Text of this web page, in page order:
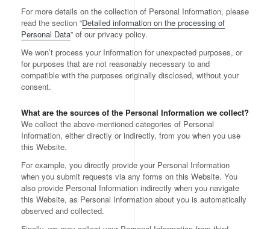
For more details on the collection of Personal Information, please
read the section “Detailed information on the processing of
Personal Data” of our privacy policy.
We won’t process your Information for unexpected purposes, or
for purposes that are not reasonably necessary to and
compatible with the purposes originally disclosed, without your
consent.
What are the sources of the Personal Information we collect?
We collect the above-mentioned categories of Personal
Information, either directly or indirectly, from you when you use
this Website.
For example, you directly provide your Personal Information
when you submit requests via any forms on this Website. You
also provide Personal Information indirectly when you navigate
this Website, as Personal Information about you is automatically
observed and collected.